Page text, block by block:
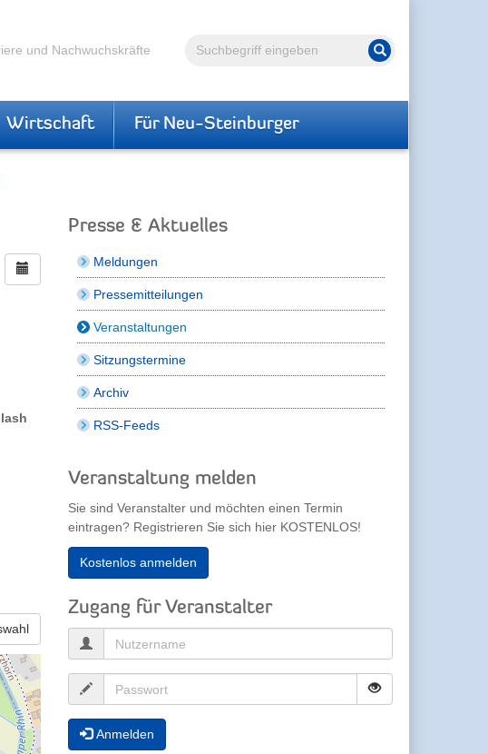
Volltextsuche Suche starten
und Nachwuchskräfte
Wirtschaft Für Neu-Steinburger
Presse & Aktuelles
Meldungen
Pressemitteilungen
Veranstaltungen
Sitzungstermine
Archiv
RSS-Feeds
Veranstaltung melden
Sie sind Veranstalter und möchten einen Termin
eintragen? Registrieren Sie sich hier KOSTENLOS!
Kostenlos anmelden
Zugang für Veranstalter
Anmelden